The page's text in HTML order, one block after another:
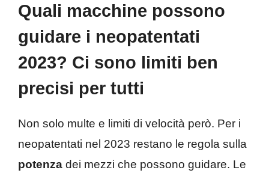
Quali macchine possono
guidare i neopatentati
2023? Ci sono limiti ben
precisi per tutti
Non solo multe e limiti di velocità però. Per i
neopatentati nel 2023 restano le regola sulla
potenza dei mezzi che possono guidare. Le